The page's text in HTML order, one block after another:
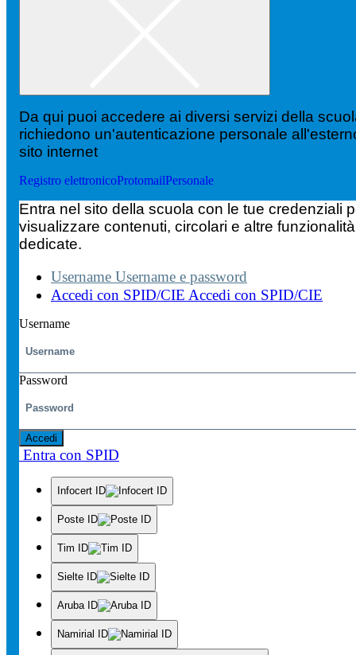
Da qui puoi accedere ai diversi servizi della
richiedono un'autenticazione personale
sito internet
Registro elettronicoProtomailPersonale
Entra nel sito della scuola con le tue credenziali
visualizzare contenuti, circolari e altre
dedicate.
Username Username e password
Accedi con SPID/CIE Accedi con SPID/CIE
Username
Password
Accedi
Entra con SPID
Infocert ID
Poste ID
Tim ID
Sielte ID
Aruba ID
Namirial ID